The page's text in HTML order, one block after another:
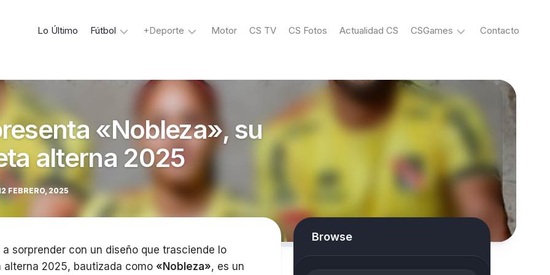
Lo Último Fútbol
Bicolor
2
Copa
Copa
Sudamericana
+Deporte
Tenis
Boxeo
MMA
Ciclismo
Golf
Motor CS TV CS Fotos Actualidad CS CSGames Contacto
«Nobleza», su
alterna 2025
FEBRERO, 2025
sorprender con un diseño que trasciende lo
2025, bautizada como «Nobleza», es un
Browse